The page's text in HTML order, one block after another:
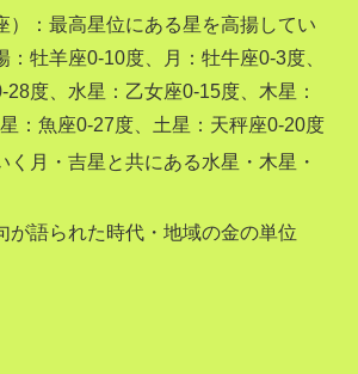
）：最高星位にある星を高揚してい
：牡羊座0-10度、月：牡牛座0-3度、
28度、水星：乙女座0-15度、木星：
：魚座0-27度、土星：天秤座0-20度
く月・吉星と共にある水星・木星・
が語られた時代・地域の金の単位